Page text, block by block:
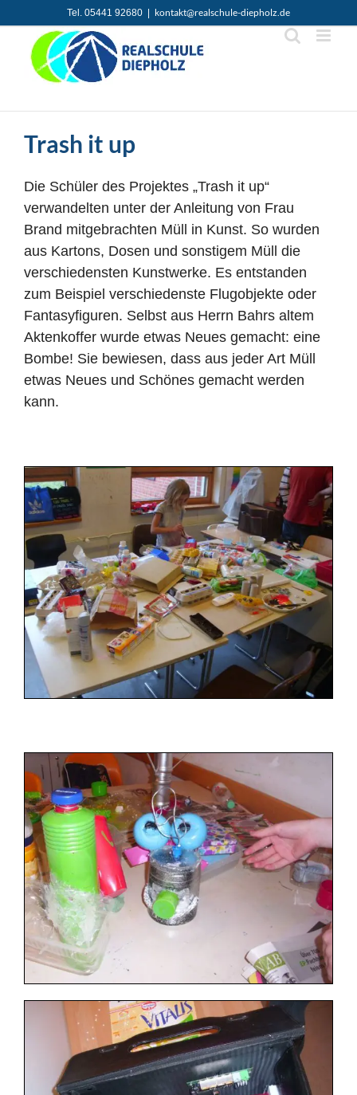
Inhalt
springen
Tel. 05441 92680 kontakt@realschule-diepholz.de
Trash it up
Die Schüler des Projektes „Trash it up“
verwandelten unter der Anleitung von Frau
Brand mitgebrachten Müll in Kunst. So wurden
aus Kartons, Dosen und sonstigem Müll die
verschiedensten Kunstwerke. Es entstanden
zum Beispiel verschiedenste Flugobjekte oder
Fantasyfiguren. Selbst aus Herrn Bahrs altem
Aktenkoffer wurde etwas Neues gemacht: eine
Bombe! Sie bewiesen, dass aus jeder Art Müll
etwas Neues und Schönes gemacht werden
kann.